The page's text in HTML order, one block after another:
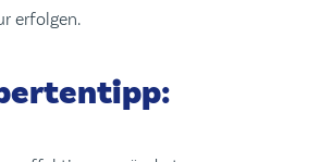
erfolgen.